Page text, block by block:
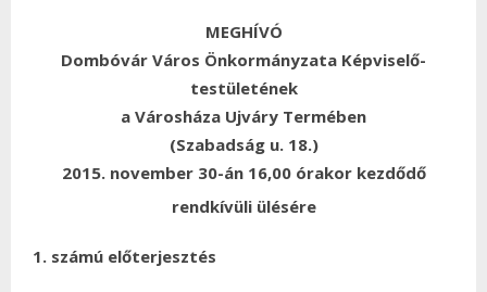
MEGHÍVÓ
Dombóvár Város Önkormányzata Képviselő-
testületének
a Városháza Ujváry Termében
(Szabadság u. 18.)
2015. november 30-án 16,00 órakor kezdődő
rendkívüli ülésére
1. számú előterjesztés